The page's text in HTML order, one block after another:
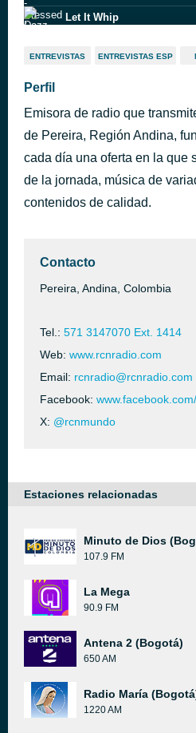
Let It Whip
Truly
Just The Way It Is, Baby
The Rembrandts
You Might Think
ENTREVISTAS ENTREVISTAS ESP
Perfil
Emisora de radio que
de Pereira, Región Andina,
cada día una oferta en la que
de la jornada, música de
contenidos de calidad.
Contacto
Pereira, Andina, Colombia
Tel.: 571 3147070 Ext. 1414
Web: www.rcnradio.com
Email: rcnradio@rcnradio.com
Facebook:
X: @rcnmundo
Estaciones relacionadas
Minuto de Dios
107.9 FM
La Mega
90.9 FM
Antena 2 (Bogotá)
650 AM
Radio María
1220 AM